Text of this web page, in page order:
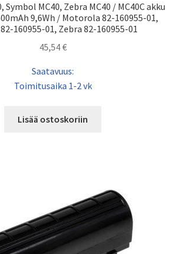
Symbol MC40, Zebra MC40 / MC40C akku
9,6Wh / Motorola 82-160955-01,
160955-01, Zebra 82-160955-01
45,54€
Saatavuus:
Toimitusaika 1-2 vk
Lisää ostoskoriin